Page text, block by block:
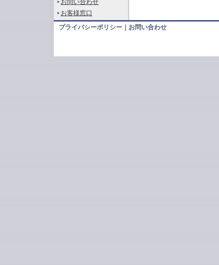
お問い合わせ
お客様窓口
プライバシーポリシー ｜ お問い合わせ